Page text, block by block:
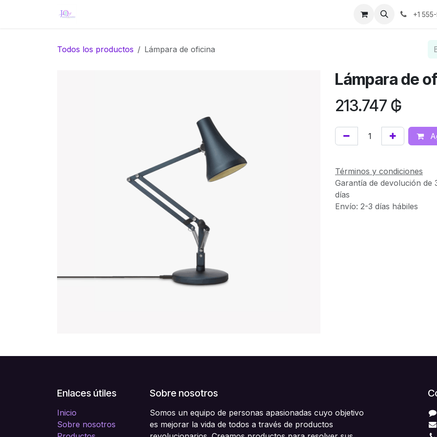
Sobre nosotros +1
Todos los productos Lámpara de oficina
Lámpara de
213.747 ₲
Términos y condiciones
Garantía de devolución de
días
Envío: 2-3 días hábiles
Enlaces útiles
Inicio
Sobre nosotros
Sobre nosotros
Somos un equipo de personas apasionadas cuyo objetivo
es mejorar la vida de todos a través de productos